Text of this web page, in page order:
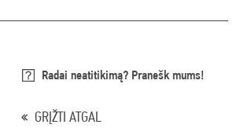
Radai neatitikimą? Pranešk mums!
GRĮŽTI ATGAL